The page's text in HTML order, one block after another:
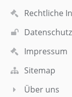
Rechtliche
Impressum
Sitemap
Über uns